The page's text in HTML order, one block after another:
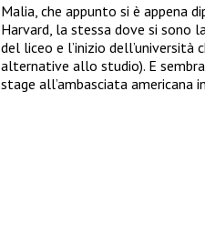
Malia, che appunto si è appena
Harvard, la stessa dove si sono
del liceo e l’inizio
alternative allo studio). E
stage all’ambasciata americana